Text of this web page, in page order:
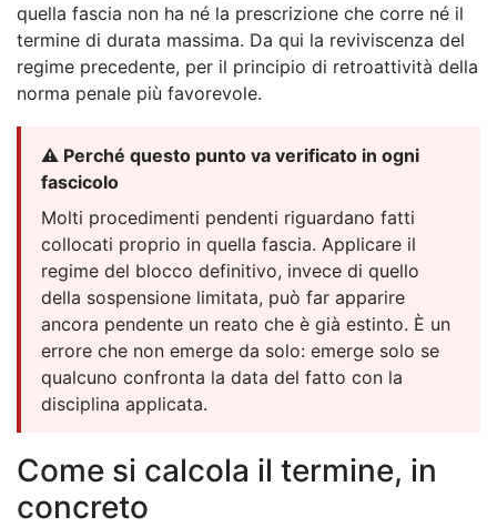
quella fascia non ha né la prescrizione che corre né il
termine di durata massima. Da qui la reviviscenza del
regime precedente, per il principio di retroattività della
norma penale più favorevole.
⚠️ Perché questo punto va verificato in ogni
fascicolo
Molti procedimenti pendenti riguardano fatti
collocati proprio in quella fascia. Applicare il
regime del blocco definitivo, invece di quello
della sospensione limitata, può far apparire
ancora pendente un reato che è già estinto. È un
errore che non emerge da solo: emerge solo se
qualcuno confronta la data del fatto con la
disciplina applicata.
Come si calcola il termine, in
concreto